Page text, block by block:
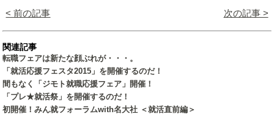
< 前の記事 次の記事 >
関連記事
転職フェアは新たな顔ぶれが・・・。
「就活応援フェスタ2015」を開催するのだ！
間もなく「ジモト就職応援フェア」開催！
「プレ★就活祭」を開催するのだ！
初開催！みん就フォーラムwith名大社 ＜就活直前編＞